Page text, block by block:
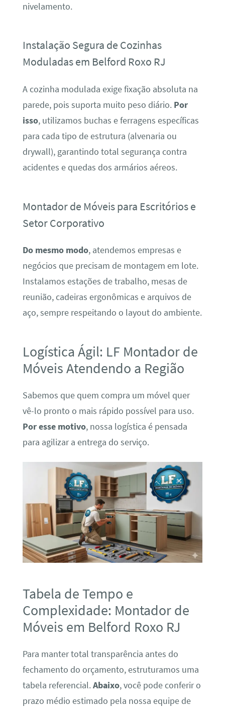
nivelamento.
Instalação Segura de Cozinhas
Moduladas em Belford Roxo RJ
A cozinha modulada exige fixação absoluta na
parede, pois suporta muito peso diário. Por
isso, utilizamos buchas e ferragens específicas
para cada tipo de estrutura (alvenaria ou
drywall), garantindo total segurança contra
acidentes e quedas dos armários aéreos.
Montador de Móveis para Escritórios e
Setor Corporativo
Do mesmo modo, atendemos empresas e
negócios que precisam de montagem em lote.
Instalamos estações de trabalho, mesas de
reunião, cadeiras ergonômicas e arquivos de
aço, sempre respeitando o layout do ambiente.
Logística Ágil: LF Montador de
Móveis Atendendo a Região
Sabemos que quem compra um móvel quer
vê-lo pronto o mais rápido possível para uso.
Por esse motivo, nossa logística é pensada
para agilizar a entrega do serviço.
Tabela de Tempo e
Complexidade: Montador de
Móveis em Belford Roxo RJ
Para manter total transparência antes do
fechamento do orçamento, estruturamos uma
tabela referencial.Abaixo, você pode conferir o
prazo médio estimado pela nossa equipe de